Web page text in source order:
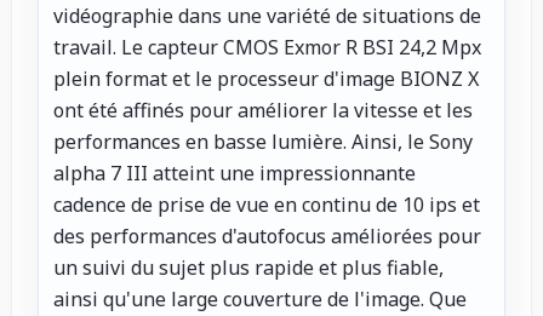
vidéographie dans une variété de situations de
travail. Le capteur CMOS Exmor R BSI 24,2 Mpx
plein format et le processeur d'image BIONZ X
ont été affinés pour améliorer la vitesse et les
performances en basse lumière. Ainsi, le Sony
alpha 7 III atteint une impressionnante
cadence de prise de vue en continu de 10 ips et
des performances d'autofocus améliorées pour
un suivi du sujet plus rapide et plus fiable,
ainsi qu'une large couverture de l'image. Que